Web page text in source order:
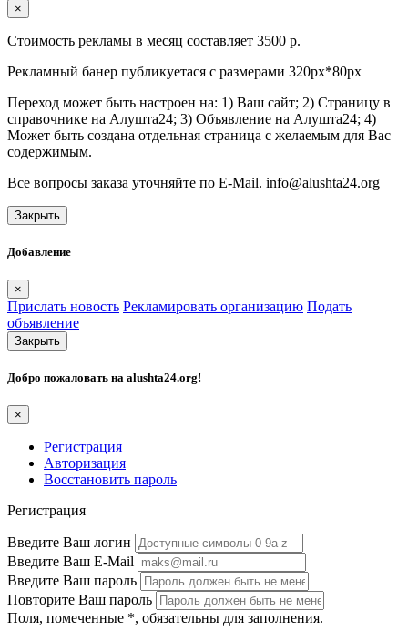
×
Стоимость рекламы в месяц составляет 3500 р.
Рекламный банер публикуетася с размерами 320px*80px
Переход может быть настроен на: 1) Ваш сайт; 2) Страницу в
справочнике на Алушта24; 3) Объявление на Алушта24; 4)
Может быть создана отдельная страница с желаемым для Вас
содержимым.
Все вопросы заказа уточняйте по E-Mail. info@alushta24.org
Закрыть
Добавление
×
Прислать новость Рекламировать организацию Подать
объявление
Закрыть
Добро пожаловать на alushta24.org!
×
Регистрация
Авторизация
Восстановить пароль
Регистрация
Введите Ваш логин
Введите Ваш E-Mail
Введите Ваш пароль
Повторите Ваш пароль
Поля, помеченные *, обязательны для заполнения.